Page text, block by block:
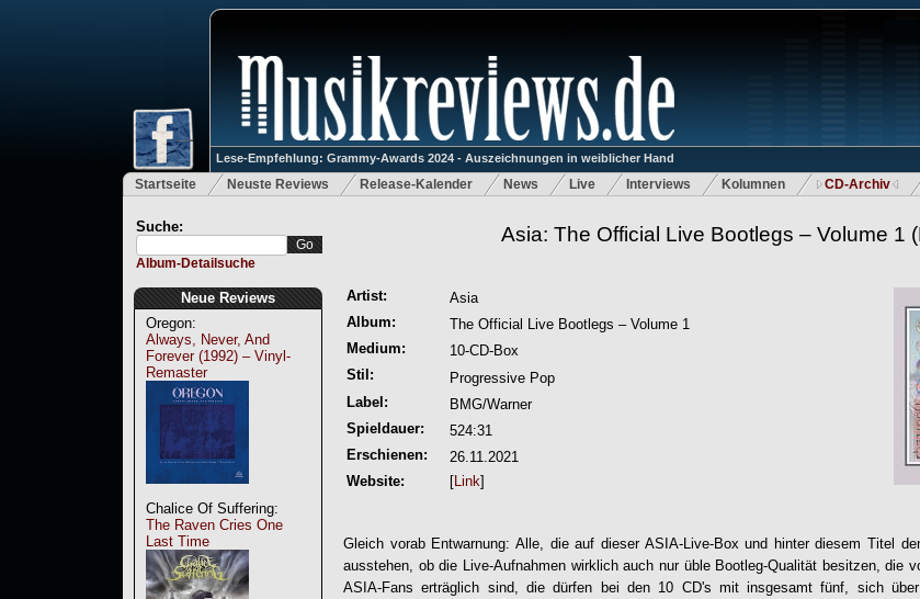
Lese-Empfehlung: Grammy-Awards 2024 - Auszeichnungen in weiblicher Hand
Startseite Neuste Reviews Release-Kalender News Live Interviews Kolumnen CD-Archiv
Suche:
Album-Detailsuche
Neue Reviews
Oregon:
Always, Never, And
Forever (1992) – Vinyl-
Remaster
Chalice Of Suffering:
The Raven Cries One
Last Time
Asia: The Official Live Bootlegs – Volume 1
Artist:
Asia
Album:
The Official Live Bootlegs – Volume 1
Medium:
10-CD-Box
Stil:
Progressive Pop
Label:
BMG/Warner
Spieldauer:
524:31
Erschienen:
26.11.2021
Website:
[Link]
Gleich vorab Entwarnung: Alle, die auf dieser ASIA-Live-Box und hinter diesem Titel
ausstehen, ob die Live-Aufnahmen wirklich auch nur üble Bootleg-Qualität besitzen, die
ASIA-Fans erträglich sind, die dürfen bei den 10 CD's mit insgesamt fünf, sich